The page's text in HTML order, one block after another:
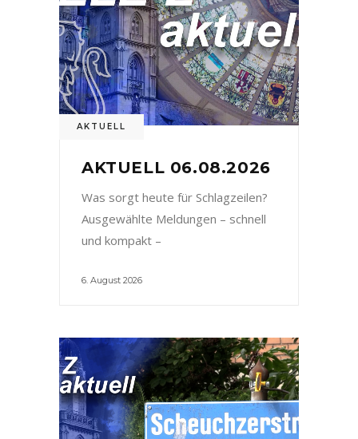
AKTUELL
AKTUELL 06.08.2026
Was sorgt heute für Schlagzeilen?
Ausgewählte Meldungen – schnell
und kompakt –
6. August 2026